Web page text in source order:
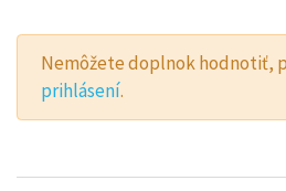
Nemôžete doplnok hodnotiť,
prihlásení.